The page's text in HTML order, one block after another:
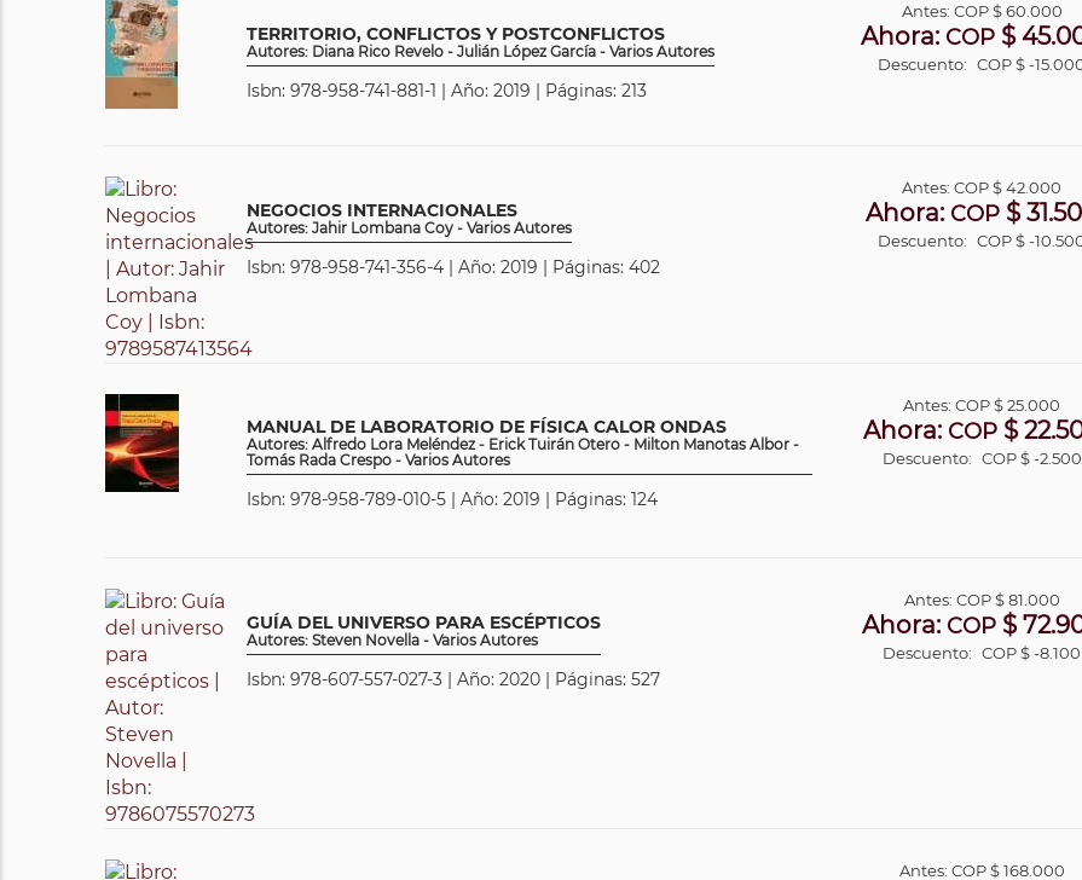
TERRITORIO, CONFLICTOS Y POSTCONFLICTOS
Autores: Diana Rico Revelo - Julián López García - Varios Autores
Isbn: 978-958-741-881-1 | Año: 2019 | Páginas: 213
Antes: COP$ 60.000
Ahora: COP $
Descuento: COP $ -
NEGOCIOS INTERNACIONALES
Autores: Jahir Lombana Coy - Varios Autores
Isbn: 978-958-741-356-4 | Año: 2019 | Páginas: 402
Antes:COP$ 42.000
Ahora: COP $
Descuento: COP $ -
MANUAL DE LABORATORIO DE FÍSICA CALOR ONDAS
Autores: Alfredo Lora Meléndez - Erick Tuirán Otero - Milton Manotas Albor -
Tomás Rada Crespo - Varios Autores
Isbn: 978-958-789-010-5 | Año: 2019 | Páginas: 124
Antes:COP$ 25.000
Ahora: COP $
Descuento: COP $ -2.500
GUÍA DEL UNIVERSO PARA ESCÉPTICOS
Autores: Steven Novella - Varios Autores
Isbn: 978-607-557-027-3 | Año: 2020 | Páginas: 527
Antes: COP$ 81.000
Ahora: COP $
Descuento: COP $ -8.100
Antes: COP$ 168.000